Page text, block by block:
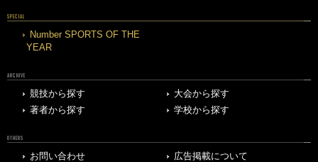
SPECIAL
Number SPORTS OF THE
YEAR
ARCHIVE
競技から探す
大会から探す
著者から探す
学校から探す
OTHERS
お問い合わせ 広告掲載について